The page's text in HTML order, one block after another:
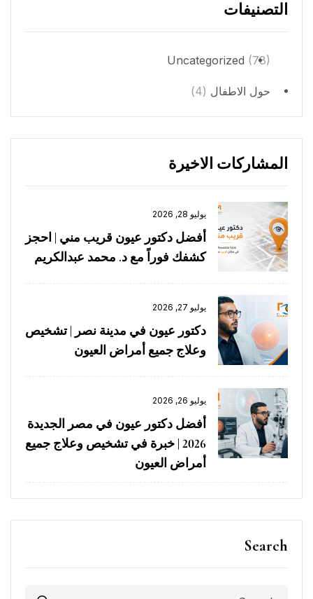
التصنيفات
Uncategorized (78)
حول الاطفال (4)
المشاركات الاخيرة
يوليو 28, 2026
أفضل دكتور عيون قريب مني | احجز
كشفك فوراً مع د. محمد عبدالكريم
يوليو 27, 2026
دكتور عيون في مدينة نصر | تشخيص
وعلاج جميع أمراض العيون
يوليو 26, 2026
أفضل دكتور عيون في مصر الجديدة
2026 | خبرة في تشخيص وعلاج جميع
أمراض العيون
Search